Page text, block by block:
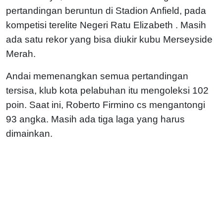
pertandingan beruntun di Stadion Anfield, pada
kompetisi terelite Negeri Ratu Elizabeth . Masih
ada satu rekor yang bisa diukir kubu Merseyside
Merah.
Andai memenangkan semua pertandingan
tersisa, klub kota pelabuhan itu mengoleksi 102
poin. Saat ini, Roberto Firmino cs mengantongi
93 angka. Masih ada tiga laga yang harus
dimainkan.